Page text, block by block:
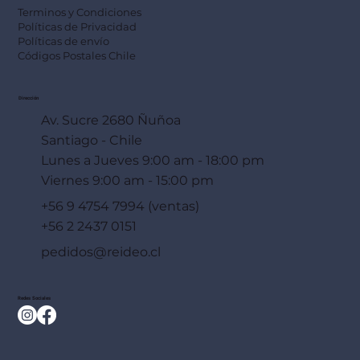
Terminos y Condiciones
Políticas de Privacidad
Políticas de envío
Códigos Postales Chile
Dirección
Av. Sucre 2680 Ñuñoa
Santiago - Chile
Lunes a Jueves 9:00 am - 18:00 pm
Viernes 9:00 am - 15:00 pm
+56 9 4754 7994 (ventas)
+56 2 2437 0151
pedidos@reideo.cl
Redes Sociales